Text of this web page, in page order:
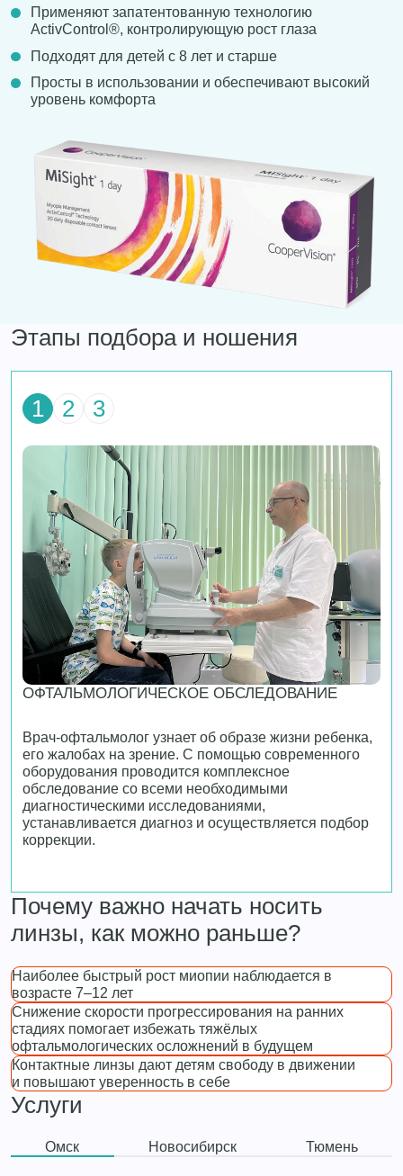
Применяют запатентованную технологию
ActivControl®, контролирующую рост глаза
Подходят для детей с 8 лет и старше
Просты в использовании и обеспечивают высокий
уровень комфорта
Этапы подбора и ношения
1 2 3
ОФТАЛЬМОЛОГИЧЕСКОЕ ОБСЛЕДОВАНИЕ
Врач-офтальмолог узнает об образе жизни ребенка,
его жалобах на зрение. С помощью современного
оборудования проводится комплексное
обследование со всеми необходимыми
диагностическими исследованиями,
устанавливается диагноз и осуществляется подбор
коррекции.
Почему важно начать носить
линзы, как можно раньше?
Наиболее быстрый рост миопии наблюдается в
возрасте 7–12 лет
Снижение скорости прогрессирования на ранних
стадиях помогает избежать тяжёлых
офтальмологических осложнений в будущем
Контактные линзы дают детям свободу в движении
и повышают уверенность в себе
Услуги
Омск Новосибирск Тюмень